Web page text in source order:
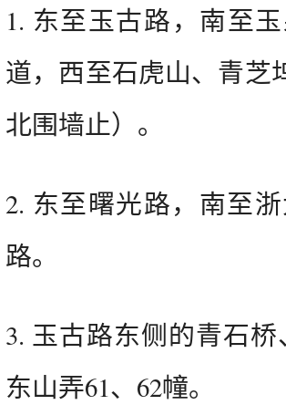
1. 东至玉古路，南至
道，西至石虎山、青芝
北围墙止）。
2. 东至曙光路，南至
路。
3. 玉古路东侧的青石
东山弄61、62幢。